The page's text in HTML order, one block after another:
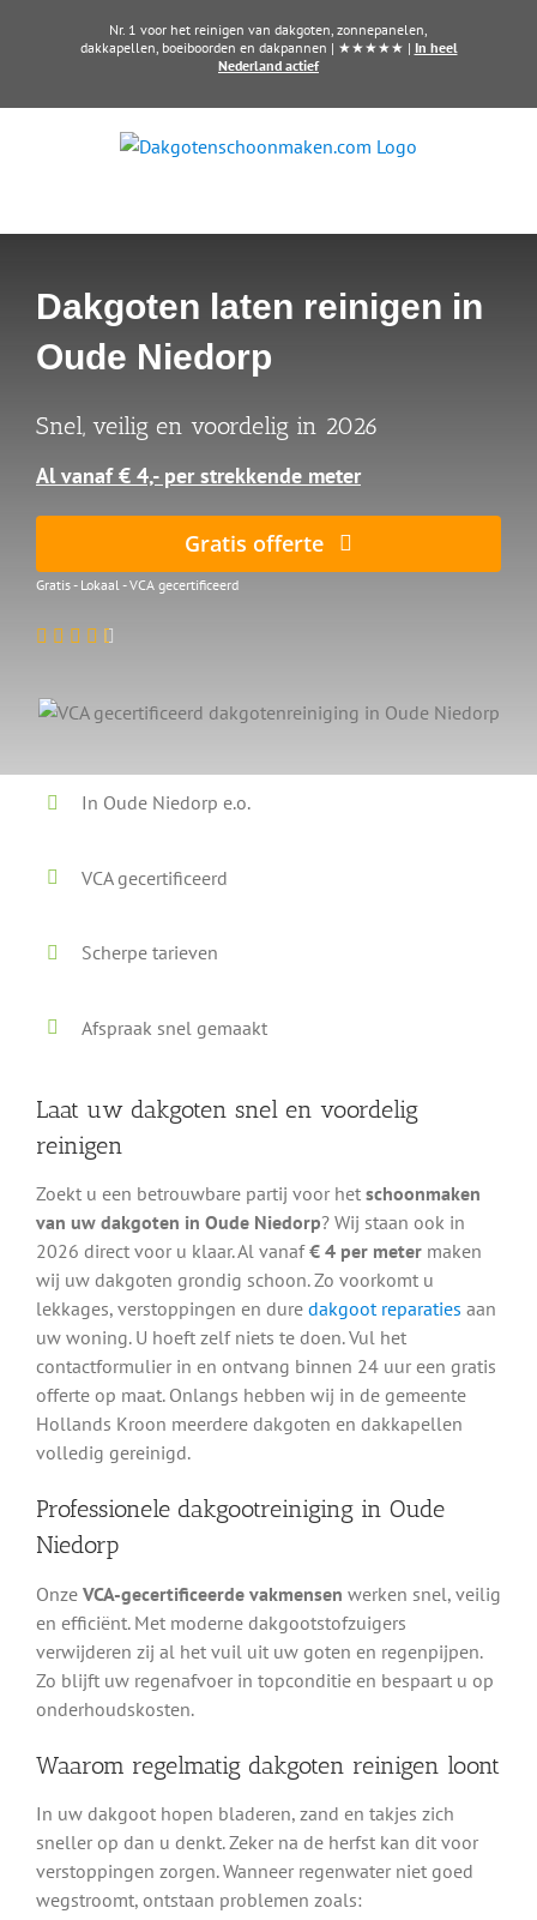
Nr. 1 voor het reinigen van dakgoten, zonnepanelen,
dakkapellen, boeiboorden en dakpannen | ★★★★★ | In heel
Nederland actief
Dakgoten laten reinigen in
Oude Niedorp
Snel, veilig en voordelig in 2026
Al vanaf € 4,- per strekkende meter
Gratis offerte
Gratis - Lokaal - VCA gecertificeerd
In Oude Niedorp e.o.
VCA gecertificeerd
Scherpe tarieven
Afspraak snel gemaakt
Laat uw dakgoten snel en voordelig
reinigen
Zoekt u een betrouwbare partij voor het schoonmaken
van uw dakgoten in Oude Niedorp? Wij staan ook in
2026 direct voor u klaar. Al vanaf€ 4 per metermaken
wij uw dakgoten grondig schoon. Zo voorkomt u
lekkages, verstoppingen en dure dakgoot reparaties aan
uw woning. U hoeft zelf niets te doen. Vul het
contactformulier in en ontvang binnen 24 uur een gratis
offerte op maat. Onlangs hebben wij in de gemeente
Hollands Kroon meerdere dakgoten en dakkapellen
volledig gereinigd.
Professionele dakgootreiniging in Oude
Niedorp
Onze VCA-gecertificeerde vakmensen werken snel, veilig
en efficiënt. Met moderne dakgootstofzuigers
verwijderen zij al het vuil uit uw goten en regenpijpen.
Zo blijft uw regenafvoer in topconditie en bespaart u op
onderhoudskosten.
Waarom regelmatig dakgoten reinigen loont
In uw dakgoot hopen bladeren, zand en takjes zich
sneller op dan u denkt. Zeker na de herfst kan dit voor
verstoppingen zorgen. Wanneer regenwater niet goed
wegstroomt, ontstaan problemen zoals: